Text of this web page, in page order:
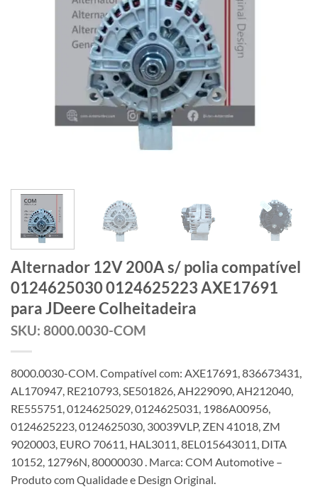
Alternador 12V 200A s/ polia compatível
0124625030 0124625223 AXE17691
para JDeere Colheitadeira
SKU: 8000.0030-COM
8000.0030-COM. Compatível com: AXE17691, 836673431,
AL170947, RE210793, SE501826, AH229090, AH212040,
RE555751, 0124625029, 0124625031, 1986A00956,
0124625223, 0124625030, 30039VLP, ZEN 41018, ZM
9020003, EURO 70611, HAL3011, 8EL015643011, DITA
10152, 12796N, 80000030 . Marca: COM Automotive –
Produto com Qualidade e Design Original.